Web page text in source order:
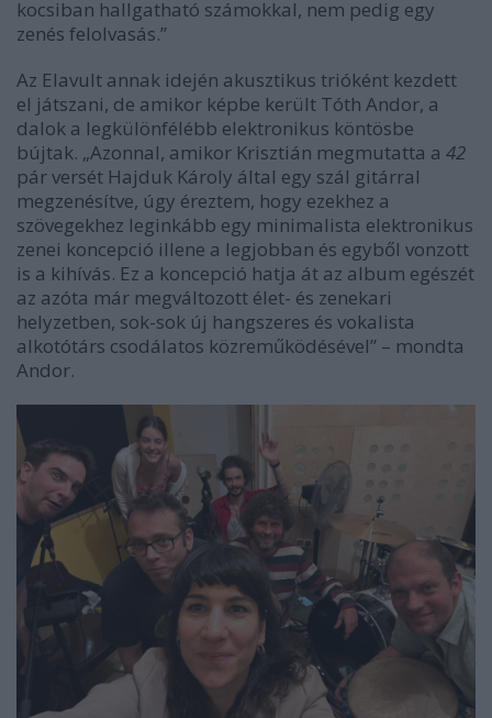
kocsiban hallgatható számokkal, nem pedig egy
zenés felolvasás.”
Az Elavult annak idején akusztikus trióként kezdett
el játszani, de amikor képbe került Tóth Andor, a
dalok a legkülönfélébb elektronikus köntösbe
bújtak. „Azonnal, amikor Krisztián megmutatta a 42
pár versét Hajduk Károly által egy szál gitárral
megzenésítve, úgy éreztem, hogy ezekhez a
szövegekhez leginkább egy minimalista elektronikus
zenei koncepció illene a legjobban és egyből vonzott
is a kihívás. Ez a koncepció hatja át az album egészét
az azóta már megváltozott élet- és zenekari
helyzetben, sok-sok új hangszeres és vokalista
alkotótárs csodálatos közreműködésével” – mondta
Andor.